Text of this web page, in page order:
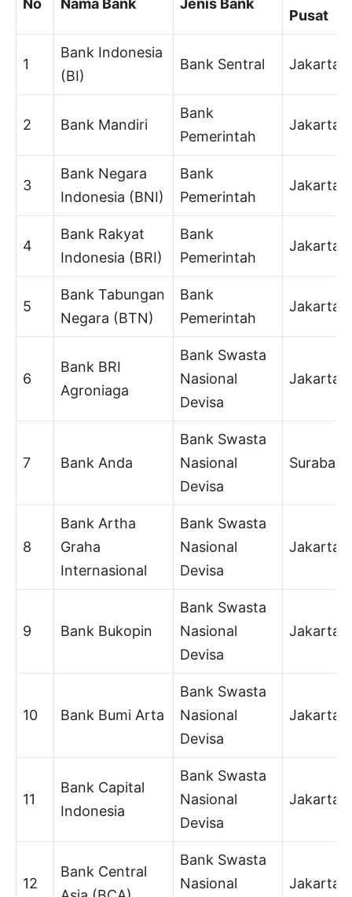
No Nama Bank Jenis Bank
Pusat
1
Bank Indonesia
(BI)
Bank Sentral Jakarta
2 Bank Mandiri
Bank
Pemerintah
Jakarta
3
Bank Negara
Indonesia (BNI)
Bank
Pemerintah
Jakarta
4
Bank Rakyat
Indonesia (BRI)
Bank
Pemerintah
Jakarta
5
Bank Tabungan
Negara (BTN)
Bank
Pemerintah
Jakarta
6
Bank BRI
Agroniaga
Bank Swasta
Nasional
Devisa
Jakarta
7 Bank Anda
Bank Swasta
Nasional
Devisa
Surabaya
8
Bank Artha
Graha
Internasional
Bank Swasta
Nasional
Devisa
Jakarta
9 Bank Bukopin
Bank Swasta
Nasional
Devisa
Jakarta
10 Bank Bumi Arta
Bank Swasta
Nasional
Devisa
Jakarta
11
Bank Capital
Indonesia
Bank Swasta
Nasional
Devisa
Jakarta
12
Bank Central
Bank Swasta
Nasional
Jakarta